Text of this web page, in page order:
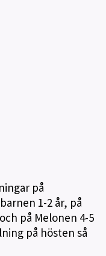
på
1-2 år, på
på Melonen 4-5
på hösten så